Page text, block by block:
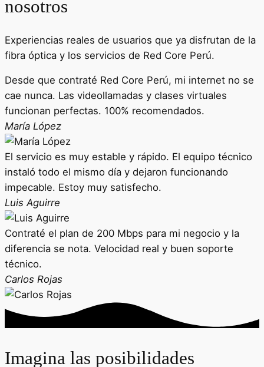
nosotros
Experiencias reales de usuarios que ya disfrutan de la
fibra óptica y los servicios de Red Core Perú.
Desde que contraté Red Core Perú, mi internet no se
cae nunca. Las videollamadas y clases virtuales
funcionan perfectas. 100% recomendados.
María López
El servicio es muy estable y rápido. El equipo técnico
instaló todo el mismo día y dejaron funcionando
impecable. Estoy muy satisfecho.
Luis Aguirre
Contraté el plan de 200 Mbps para mi negocio y la
diferencia se nota. Velocidad real y buen soporte
técnico.
Carlos Rojas
Imagina las posibilidades